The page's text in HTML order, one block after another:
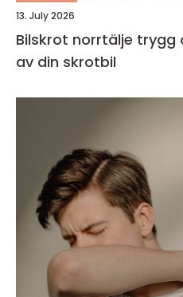
13. July 2026
Bilskrot norrtälje trygg och hållbar hantering
av din skrotbil